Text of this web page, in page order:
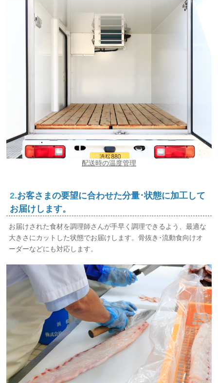
配送時の温度管理
2.お客さまの要望に合わせた分量･状態に加工して
お届けします。
お届けされた食材を調理師さんが手早く調理できるよう、最適な
大きさにカットした状態でお届けします。骨抜き･流動食向けオ
ーダーなどにも対応します。